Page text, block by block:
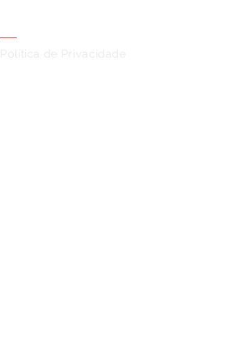
Política de Privacidade